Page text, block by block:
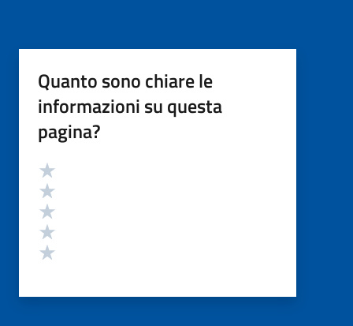
Quanto sono chiare le
informazioni su questa
pagina?
Valutazione